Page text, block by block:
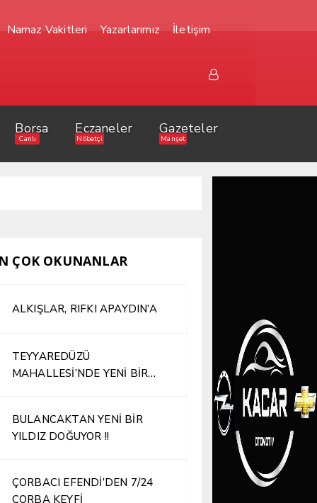
Namaz Vakitleri Yazarlarımız İletişim
Borsa
Canlı
Eczaneler
Nöbetçi
Gazeteler
Manşet
ÇOK OKUNANLAR
ALKIŞLAR, RIFKI APAYDIN’A
TEYYAREDÜZÜ
MAHALLESİ’NDE YENİ BİR
BULANCAKTAN YENİ BİR
YILDIZ DOĞUYOR !!
ÇORBACI EFENDİ’DEN 7/24
ÇORBA KEYFİ